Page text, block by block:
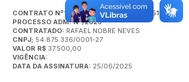
CONTRATO Nº145/2025 - DOEAC N°14.051
PROCESSO ADM. N°/2025
CONTRATADO: RAFAEL NOBRE NEVES
CNPJ; 54.875.336/0001-27
VALOR R$ 37.500,00
VIGÊNCIA:
DATA DA ASSINATURA: 25/06/2025